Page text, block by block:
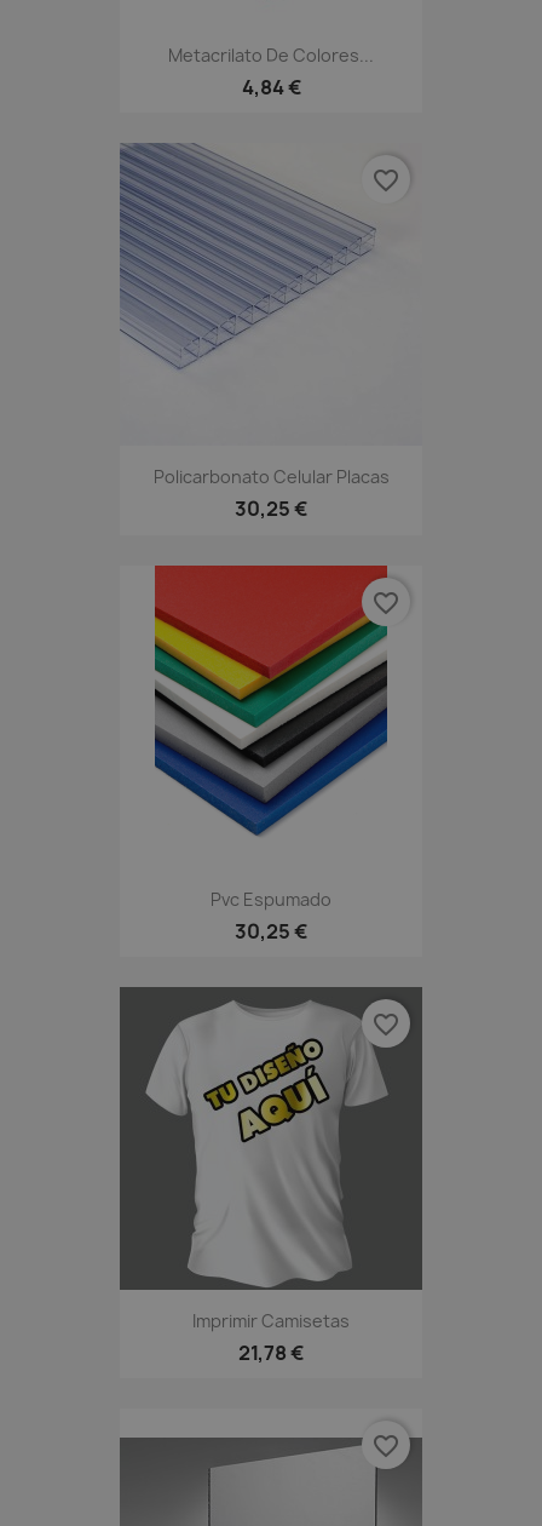
Metacrilato De Colores...
4,84 €
Policarbonato Celular Placas
30,25 €
favorite_border
Pvc Espumado
30,25 €
favorite_border
Imprimir Camisetas
21,78 €
favorite_border
favorite_border